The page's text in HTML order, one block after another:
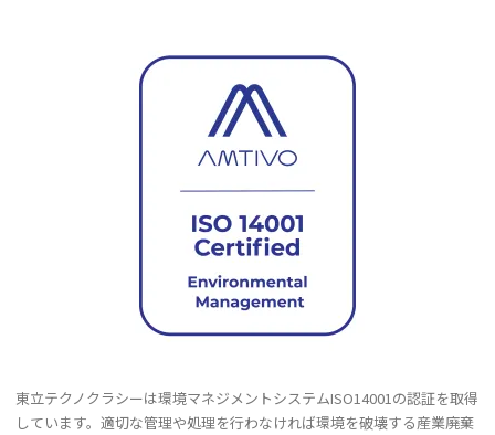
東立テクノクラシーは環境マネジメントシステムISO14001の認証を取得
しています。適切な管理や処理を行わなければ環境を破壊する産業廃棄